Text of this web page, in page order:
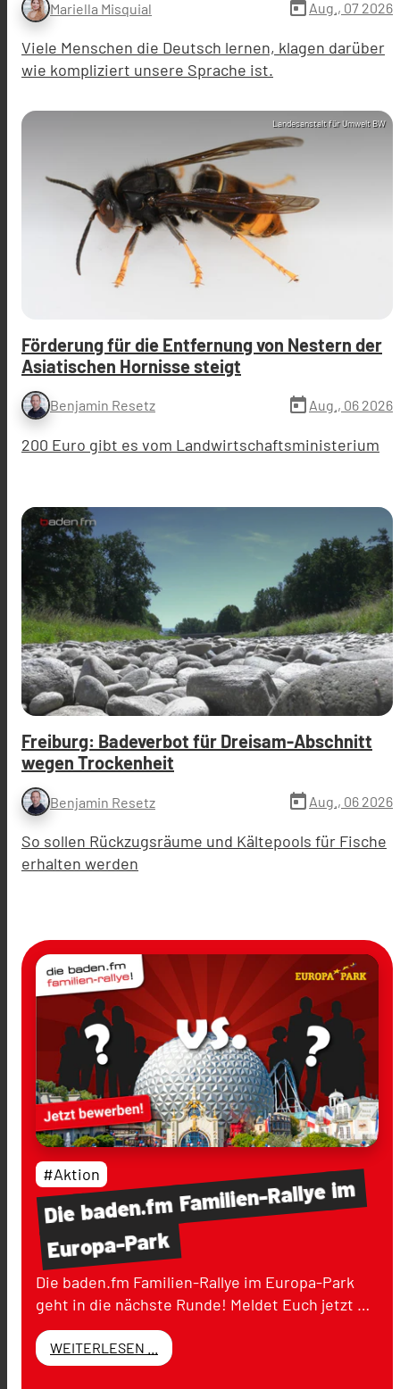
Mariella Misquial today Aug., 07 2026
Viele Menschen die Deutsch lernen, klagen darüber
wie kompliziert unsere Sprache ist.
Landesanstalt für Umwelt BW
Förderung für die Entfernung von Nestern der
Asiatischen Hornisse steigt
Benjamin Resetz today Aug., 06 2026
200 Euro gibt es vom Landwirtschaftsministerium
Freiburg: Badeverbot für Dreisam-Abschnitt
wegen Trockenheit
Benjamin Resetz today Aug., 06 2026
So sollen Rückzugsräume und Kältepools für Fische
erhalten werden
Diebaden.fmFamilien-Rallyeim
Europa-Park
#Aktion
Die baden.fm Familien-Rallye im Europa-Park
geht in die nächste Runde! Meldet Euch jetzt …
WEITERLESEN ...